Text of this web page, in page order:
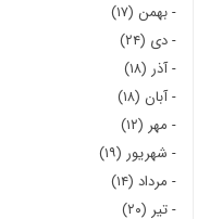
-بهمن (۱۷)
-دی (۲۴)
-آذر (۱۸)
-آبان (۱۸)
- مهر (۱۲)
- شهریور (۱۹)
- مرداد (۱۴)
-تیر (۲۰)